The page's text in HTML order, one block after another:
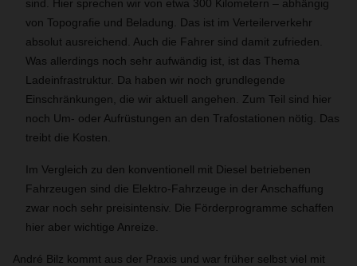
sind. Hier sprechen wir von etwa 300 Kilometern – abhängig
von Topografie und Beladung. Das ist im Verteilerverkehr
absolut ausreichend. Auch die Fahrer sind damit zufrieden.
Was allerdings noch sehr aufwändig ist, ist das Thema
Ladeinfrastruktur. Da haben wir noch grundlegende
Einschränkungen, die wir aktuell angehen. Zum Teil sind hier
noch Um- oder Aufrüstungen an den Trafostationen nötig. Das
treibt die Kosten.
Im Vergleich zu den konventionell mit Diesel betriebenen
Fahrzeugen sind die Elektro-Fahrzeuge in der Anschaffung
zwar noch sehr preisintensiv. Die Förderprogramme schaffen
hier aber wichtige Anreize.
André Bilz kommt aus der Praxis und war früher selbst viel mit